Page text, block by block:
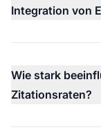
Integration von
Wie stark
Zitationsraten?